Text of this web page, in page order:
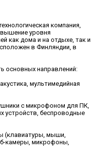
компания,
уровня
как дома и на отдыхе, так и
в Финляндии, в
основных направлений:
мультимедийная
с микрофоном для ПК,
устройств, беспроводные
(клавиатуры, мыши,
камеры, микрофоны,